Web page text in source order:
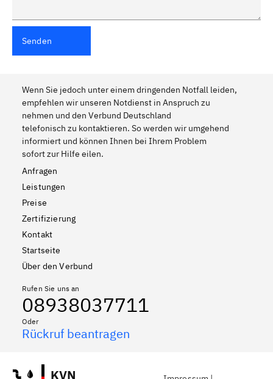
Senden
Wenn Sie jedoch unter einem dringenden Notfall leiden,
empfehlen wir unseren Notdienst in Anspruch zu
nehmen und den Verbund Deutschland
telefonisch zu kontaktieren. So werden wir umgehend
informiert und können Ihnen bei Ihrem Problem
sofort zur Hilfe eilen.
Anfragen
Leistungen
Preise
Zertifizierung
Kontakt
Startseite
Über den Verbund
Rufen Sie uns an
08938037711
Oder
Rückruf beantragen
KVN